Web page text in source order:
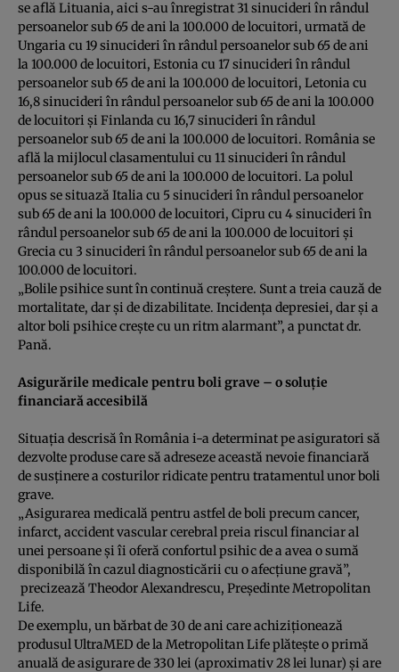
se află Lituania, aici s-au înregistrat 31 sinucideri în rândul
persoanelor sub 65 de ani la 100.000 de locuitori, urmată de
Ungaria cu 19 sinucideri în rândul persoanelor sub 65 de ani
la 100.000 de locuitori, Estonia cu 17 sinucideri în rândul
persoanelor sub 65 de ani la 100.000 de locuitori, Letonia cu
16,8 sinucideri în rândul persoanelor sub 65 de ani la 100.000
de locuitori şi Finlanda cu 16,7 sinucideri în rândul
persoanelor sub 65 de ani la 100.000 de locuitori. România se
află la mijlocul clasamentului cu 11 sinucideri în rândul
persoanelor sub 65 de ani la 100.000 de locuitori. La polul
opus se situază Italia cu 5 sinucideri în rândul persoanelor
sub 65 de ani la 100.000 de locuitori, Cipru cu 4 sinucideri în
rândul persoanelor sub 65 de ani la 100.000 de locuitori şi
Grecia cu 3 sinucideri în rândul persoanelor sub 65 de ani la
100.000 de locuitori.
„Bolile psihice sunt în continuă creştere. Sunt a treia cauză de
mortalitate, dar şi de dizabilitate. Incidenţa depresiei, dar şi a
altor boli psihice creşte cu un ritm alarmant”, a punctat dr.
Pană.
Asigurările medicale pentru boli grave – o soluţie
financiară accesibilă
Situaţia descrisă în România i-a determinat pe asiguratori să
dezvolte produse care să adreseze această nevoie financiară
de susţinere a costurilor ridicate pentru tratamentul unor boli
grave.
„Asigurarea medicală pentru astfel de boli precum cancer,
infarct, accident vascular cerebral preia riscul financiar al
unei persoane şi îi oferă confortul psihic de a avea o sumă
disponibilă în cazul diagnosticării cu o afecţiune gravă”,
precizează Theodor Alexandrescu, Preşedinte Metropolitan
Life.
De exemplu, un bărbat de 30 de ani care achiziţionează
produsul UltraMED de la Metropolitan Life plăteşte o primă
anuală de asigurare de 330 lei (aproximativ 28 lei lunar) şi are